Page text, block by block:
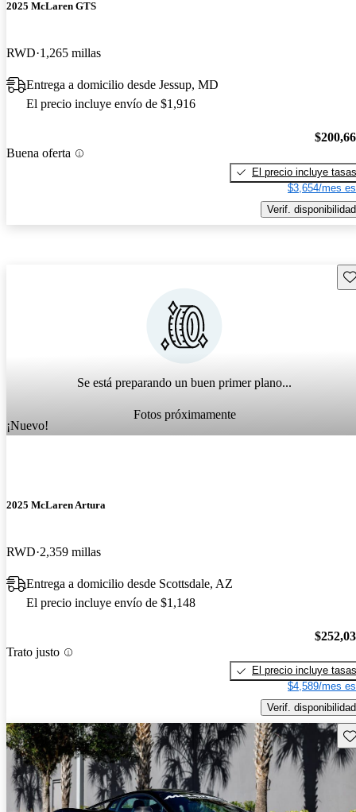
2025 McLaren GTS
RWD 1,265 millas
Entrega a domicilio desde Jessup, MD
El precio incluye envío de $1,916
Buena oferta
El precio incluye tasas
$3,654/mes
Verif. disponibilidad
Se está preparando un buen primer plano...
Fotos próximamente
¡Nuevo!
2025 McLaren Artura
RWD 2,359 millas
Entrega a domicilio desde Scottsdale, AZ
El precio incluye envío de $1,148
Trato justo
El precio incluye tasas
$4,589/mes
Verif. disponibilidad